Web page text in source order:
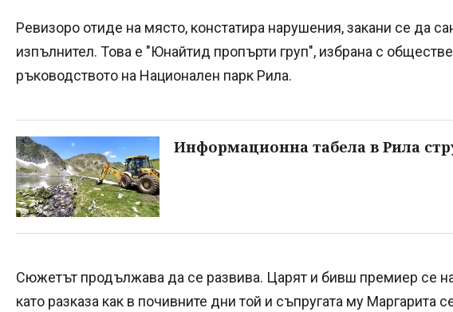
Ревизоро отиде на място, констатира нарушения, закани се да
изпълнител. Това е "Юнайтид пропърти груп", избрана с
ръководството на Национален парк Рила.
Информационна табела в Рила
Сюжетът продължава да се развива. Царят и бивш премиер се
като разказа как в почивните дни той и съпругата му Маргарита